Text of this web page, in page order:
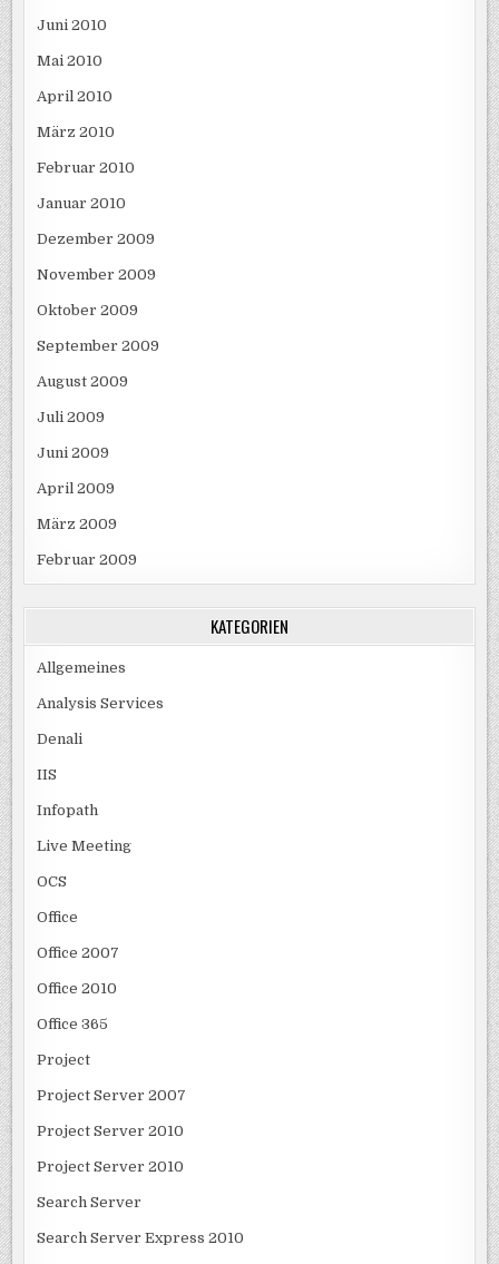
Juni 2010
Mai 2010
April 2010
März 2010
Februar 2010
Januar 2010
Dezember 2009
November 2009
Oktober 2009
September 2009
August 2009
Juli 2009
Juni 2009
April 2009
März 2009
Februar 2009
KATEGORIEN
Allgemeines
Analysis Services
Denali
IIS
Infopath
Live Meeting
OCS
Office
Office 2007
Office 2010
Office 365
Project
Project Server 2007
Project Server 2010
Project Server 2010
Search Server
Search Server Express 2010